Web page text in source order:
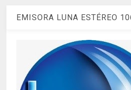
EMISORA LUNA ESTÉREO